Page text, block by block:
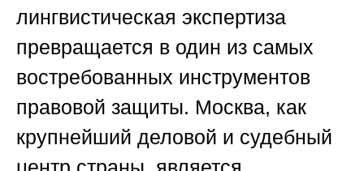
лингвистическая экспертиза
превращается в один из самых
востребованных инструментов
правовой защиты. Москва, как
крупнейший деловой и судебный